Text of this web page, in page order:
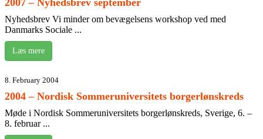
Nyhedsbrev Vi minder om bevægelsens workshop ved med
Danmarks Sociale ...
Læs mere
8. February 2004
2004 – Nordisk Sommeruniversitets borgerlønskreds
Møde i Nordisk Sommeruniversitets borgerlønskreds, Sverige, 6. –
8. februar ...